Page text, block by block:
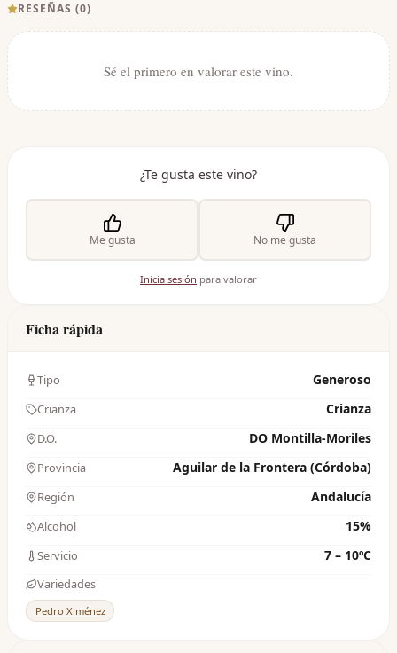
RESEÑAS (0)
Sé el primero en valorar este vino.
¿Te gusta este vino?
Me gusta No me gusta
Inicia sesión para valorar
Ficha rápida
Tipo Generoso
Crianza Crianza
D.O. DO Montilla-Moriles
Provincia Aguilar de la Frontera (Córdoba)
Región Andalucía
Alcohol 15%
Servicio 7 – 10ºC
Variedades
Pedro Ximénez